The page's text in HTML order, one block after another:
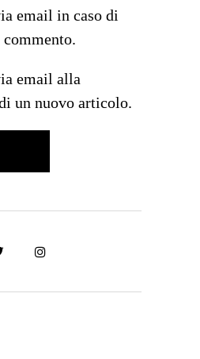
email in caso di
email alla
un nuovo articolo.